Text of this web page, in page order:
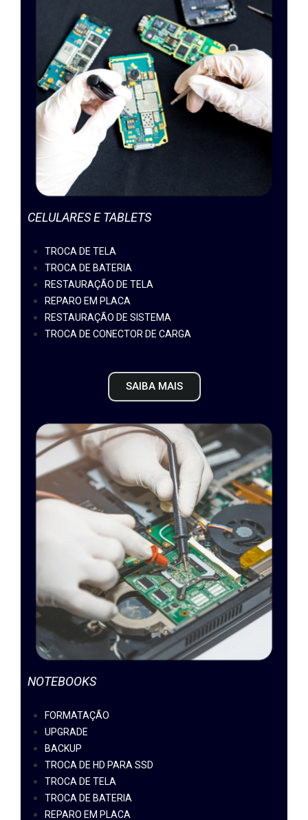
CELULARES E TABLETS
TROCA DE TELA
TROCA DE BATERIA
RESTAURAÇÃO DE TELA
REPARO EM PLACA
RESTAURAÇÃO DE SISTEMA
TROCA DE CONECTOR DE CARGA
SAIBA MAIS
NOTEBOOKS
FORMATAÇÃO
UPGRADE
BACKUP
TROCA DE HD PARA SSD
TROCA DE TELA
TROCA DE BATERIA
REPARO EM PLACA